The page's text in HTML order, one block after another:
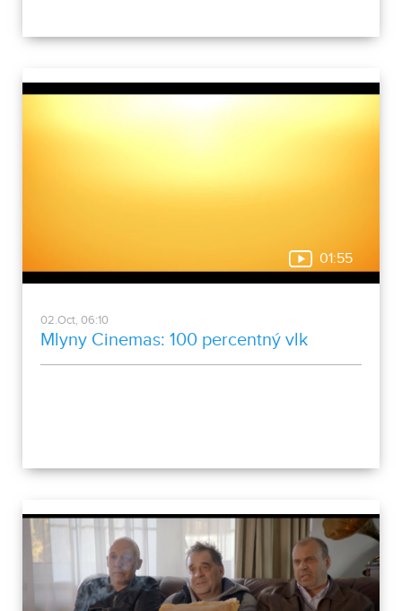
01:55
02.Oct, 06:10
Mlyny Cinemas: 100 percentný vlk